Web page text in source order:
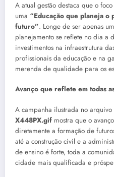
A atual gestão destaca que o
uma “Educação que planeja
futuro”. Longe de ser apenas
planejamento se reflete no dia
investimentos na infraestrutura
profissionais da educação e na
merenda de qualidade para os
Avanço que reflete em todas
A campanha ilustrada no arquivo
X448PX.gif mostra que o
diretamente a formação de
até a construção civil e a
de ensino é forte, toda a
cidade mais qualificada e